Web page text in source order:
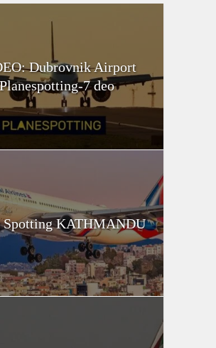
Dubrovnik Airport
Planespotting-7 deo
Spotting KATHMANDU